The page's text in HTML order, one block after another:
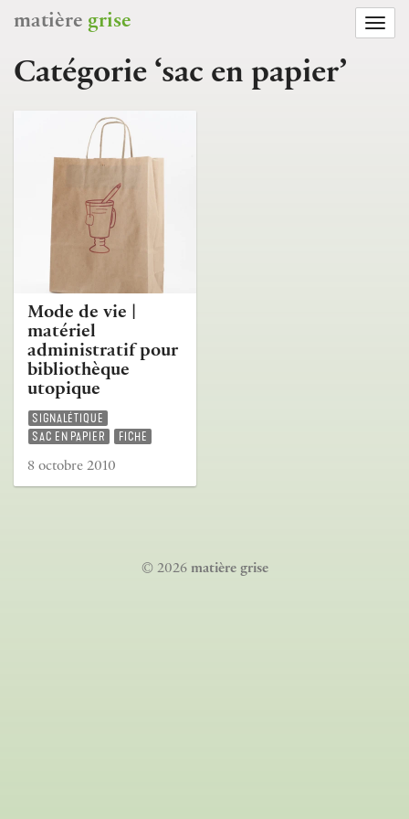
matière grise
Catégorie ‘sac en papier’
Mode de vie |
matériel
administratif pour
bibliothèque
utopique
SIGNALÉTIQUE
SAC EN PAPIER
FICHE
8 octobre 2010
© 2026 matière grise